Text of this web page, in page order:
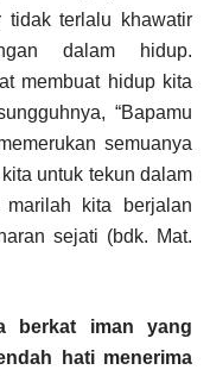
tidak terlalu khawatir
dalam hidup.
membuat hidup kita
“Bapamu
semuanya
untuk tekun dalam
kita berjalan
sejati (bdk. Mat.
berkat iman yang
hati menerima